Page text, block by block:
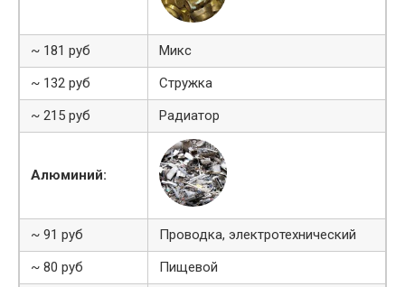
~ 181 руб
Микс
~ 132 руб
Стружка
~ 215 руб
Радиатор
Алюминий:
~ 91 руб
Проводка, электротехнический
~ 80 руб
Пищевой